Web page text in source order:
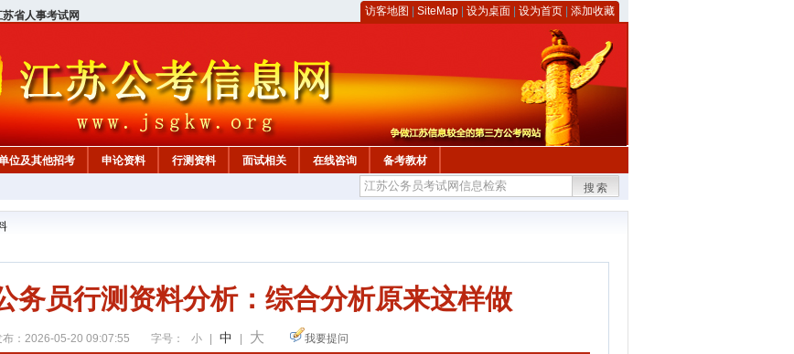
苏省人事考试网 访客地图 SiteMap 设为桌面 设为首页 添加收藏
位及其他招考 申论资料 行测资料 面试相关 在线咨询
备考教材
搜索
务员行测资料分析：综合分析原来这样做
布：2026-05-20 09:07:55 字号： 小 中 大 我要提问